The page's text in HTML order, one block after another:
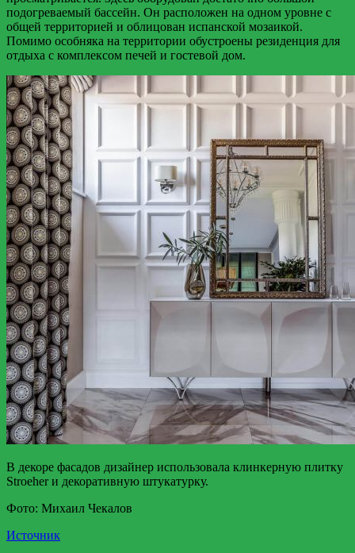
подогреваемый бассейн. Он расположен на одном уровне с
общей территорией и облицован испанской мозаикой.
Помимо особняка на территории обустроены резиденция для
отдыха с комплексом печей и гостевой дом.
В декоре фасадов дизайнер использовала клинкерную плитку
Stroeher и декоративную штукатурку.
Фото: Михаил Чекалов
Источник